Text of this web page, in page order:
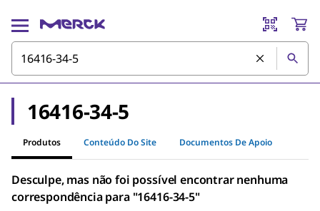
16416-34-5
Produtos Conteúdo Do Site Documentos De Apoio
Desculpe, mas não foi possível encontrar nenhuma
correspondência para "16416-34-5"